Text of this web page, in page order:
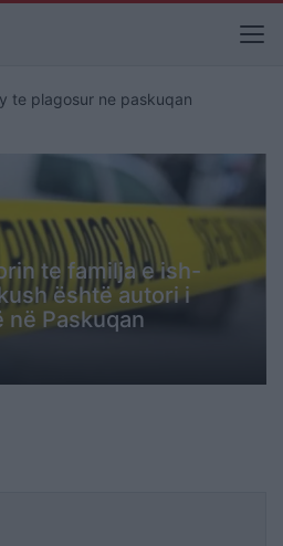
te plagosur ne paskuqan
te familja e ish-
është autori i
Paskuqan